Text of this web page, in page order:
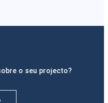
o seu projecto?